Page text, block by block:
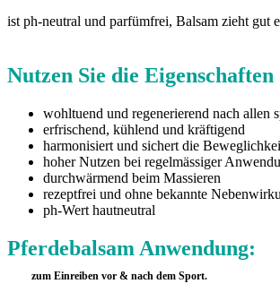
ist ph-neutral und parfümfrei, Balsam zieht gut
Nutzen Sie die
wohltuend und regenerierend nach allen
erfrischend, kühlend und kräftigend
harmonisiert und sichert die
hoher Nutzen bei regelmässiger
durchwärmend beim Massieren
rezeptfrei und ohne bekannte
ph-Wert hautneutral
Pferdebalsam Anwendung:
zum Einreiben vor & nach dem Sport.